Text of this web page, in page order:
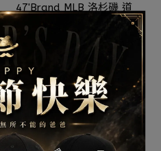
47'Brand MLB 洛杉磯 道
奇 LA 大標 多色 刺繡 老帽
棒球帽 鴨舌帽 軟布老帽
大谷翔平 ⫷ScrewCap⫸
已銷售：18
NT$1,680